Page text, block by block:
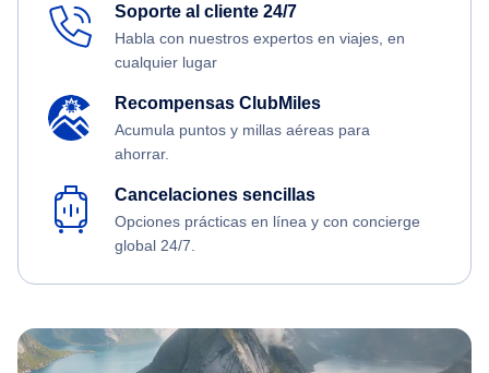
Soporte al cliente 24/7
Habla con nuestros expertos en viajes, en
cualquier lugar
Recompensas ClubMiles
Acumula puntos y millas aéreas para
ahorrar.
Cancelaciones sencillas
Opciones prácticas en línea y con concierge
global 24/7.